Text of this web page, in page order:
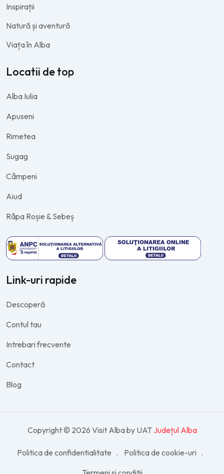
Inspirații
Natură și aventură
Viața în Alba
Locatii de top
Alba Iulia
Apuseni
Rimetea
Sugag
Câmpeni
Aiud
Râpa Roșie & Sebeș
Link-uri rapide
Descoperă
Contul tau
Intrebari frecvente
Contact
Blog
Copyright © 2026 Visit Alba by UAT Județul Alba
Politica de confidentialitate
Politica de cookie-uri